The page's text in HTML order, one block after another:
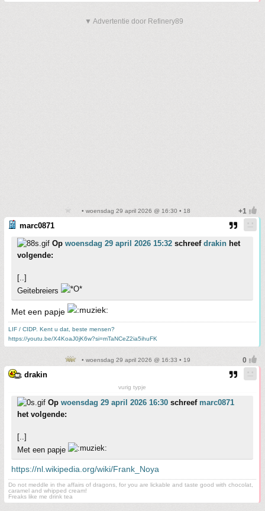
▼ Advertentie door Refinery89
• woensdag 29 april 2026 @ 16:30 • 18
marc0871
Op woensdag 29 april 2026 15:32 schreef drakin het
volgende:
[..]
Geitebreiers
Met een papje
LIF / CIDP. Kent u dat, beste mensen?
https://youtu.be/X4KoaJ0jK6w?si=mTaNCeZ2ia5ihuFK
• woensdag 29 april 2026 @ 16:33 • 19
drakin
vurig typje
Op woensdag 29 april 2026 16:30 schreef marc0871
het volgende:
[..]
Met een papje
https://nl.wikipedia.org/wiki/Frank_Noya
Do not meddle in the affairs of dragons, for you are lickable and taste good with chocolat,
caramel and whipped cream!
Freaks like me drink tea